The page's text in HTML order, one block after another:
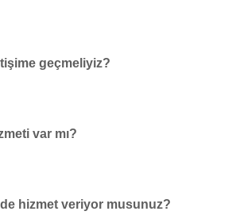
geçmeliyiz?
var mı?
hizmet veriyor musunuz?